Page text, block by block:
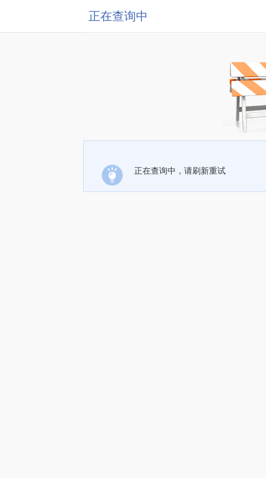
正在查询中
正在查询中，请刷新重试